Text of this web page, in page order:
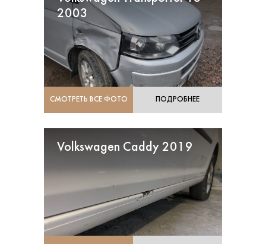
2003
СМОТРЕТЬ ВСЕ ФОТО ПОДРОБНЕЕ
Volkswagen Caddy 2019